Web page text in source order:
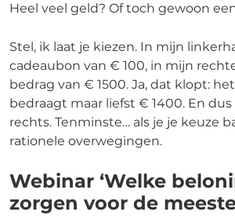
Heel veel geld? Of toch gewoon
Stel, ik laat je kiezen. In mijn
cadeaubon van € 100, in mijn
bedrag van € 1500. Ja, dat klopt:
bedraagt maar liefst € 1400. En dus
rechts. Tenminste… als je je keuze
rationele overwegingen.
Webinar ‘Welke
zorgen voor de